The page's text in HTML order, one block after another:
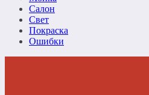
Салон
Свет
Покраска
Ошибки